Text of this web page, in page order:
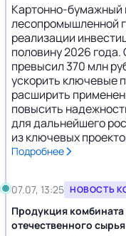
Картонно-бумажный
лесопромышленной
реализации
половину 2026
превысил 370 млн
ускорить ключевые
расширить
повысить
для дальнейшего
из ключевых
Подробнее
07.07, 13:25 НОВОСТЬ
Продукция комбината
отечественного сырья